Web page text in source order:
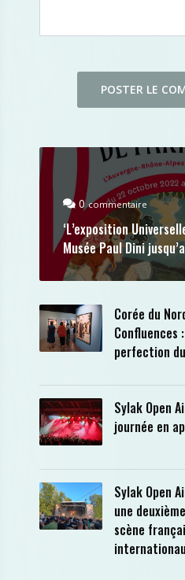
0commentaire
‘L’exposition
Musée Paul Dini
Corée du
perfection
Sylak Open
journée en
Sylak Open
une
scène